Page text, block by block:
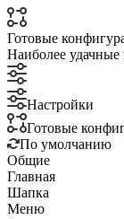
Готовые
Наиболее удачные
Настройки
Готовые
По умолчанию
Общие
Главная
Шапка
Меню